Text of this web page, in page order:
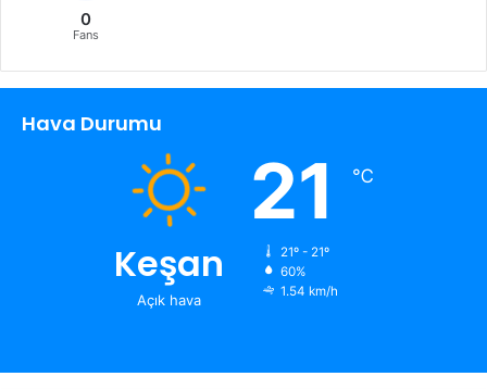
0
Fans
Hava Durumu
Keşan
Açık hava
21 ℃
21º - 21º
60%
1.54 km/h